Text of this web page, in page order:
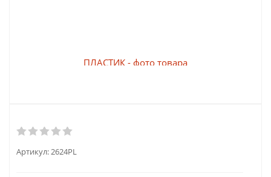
Артикул:2624PL